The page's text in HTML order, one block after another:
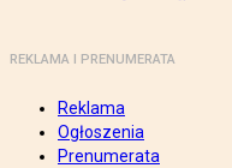
REKLAMA I PRENUMERATA
Reklama
Ogłoszenia
Prenumerata